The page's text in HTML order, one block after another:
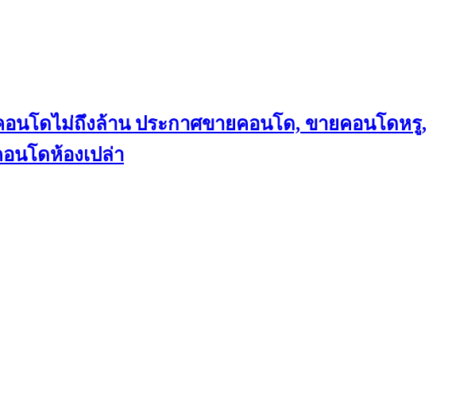
นโดไม่ถึงล้าน ประกาศขายคอนโด, ขายคอนโดหรู,
นโดห้องเปล่า